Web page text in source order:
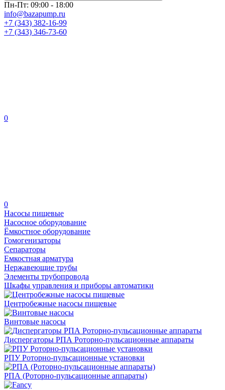
Пн-Пт: 09:00 - 18:00
info@bazapump.ru
+7 (343) 382-16-99
+7 (343) 346-73-‬60
0
0
Насосы пищевые
Насосное оборудование
Ёмкостное оборудование
Гомогенизаторы
Сепараторы
Емкостная арматура
Нержавеющие трубы
Элементы трубопровода
Шкафы управления и приборы автоматики
Центробежные насосы пищевые
Винтовые насосы
Диспергаторы РПА Роторно-пульсационные аппараты
РПУ Роторно-пульсационные установки
РПА (Роторно-пульсационные аппараты)